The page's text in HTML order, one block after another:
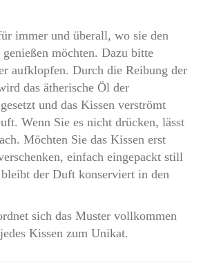
immer und überall, wo sie den
möchten. Dazu bitte
aufklopfen. Durch die Reibung der
das ätherische Öl der
und das Kissen verströmt
Wenn Sie es nicht drücken, lässt
Möchten Sie das Kissen erst
einfach eingepackt still
der Duft konserviert in den
sich das Muster vollkommen
Kissen zum Unikat.